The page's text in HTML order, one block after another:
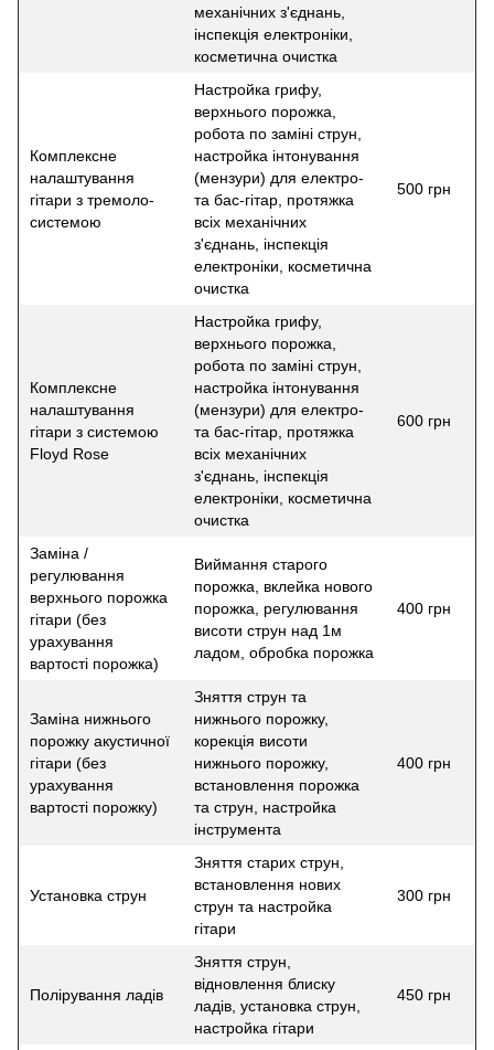
механічних з'єднань,
інспекція електроніки,
косметична очистка
Комплексне
налаштування
гітари з тремоло-
системою
Настройка грифу,
верхнього порожка,
робота по заміні струн,
настройка інтонування
(мензури) для електро-
та бас-гітар, протяжка
всіх механічних
з'єднань, інспекція
електроніки, косметична
очистка
500 грн
Комплексне
налаштування
гітари з системою
Floyd Rose
Настройка грифу,
верхнього порожка,
робота по заміні струн,
настройка інтонування
(мензури) для електро-
та бас-гітар, протяжка
всіх механічних
з'єднань, інспекція
електроніки, косметична
очистка
600 грн
Заміна /
регулювання
верхнього порожка
гітари (без
урахування
вартості порожка)
Виймання старого
порожка, вклейка нового
порожка, регулювання
висоти струн над 1м
ладом, обробка порожка
400 грн
Заміна нижнього
порожку акустичної
гітари (без
урахування
вартості порожку)
Зняття струн та
нижнього порожку,
корекція висоти
нижнього порожку,
встановлення порожка
та струн, настройка
інструмента
400 грн
Установка струн
Зняття старих струн,
встановлення нових
струн та настройка
гітари
300 грн
Полірування ладів
Зняття струн,
відновлення блиску
ладів, установка струн,
настройка гітари
450 грн